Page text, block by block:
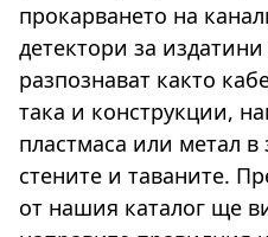
прокарването на
детектори за
разпознават както
така и конструкции,
пластмаса или метал
стените и таваните.
от нашия каталог ще